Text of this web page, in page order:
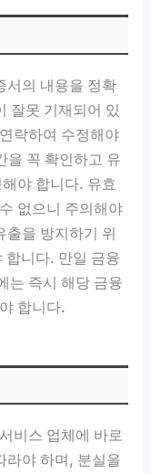
서의 내용을 정확
잘못 기재되어 있
락하여 수정해야
을 꼭 확인하고 유
야 합니다. 유효
없으니 주의해야
출을 방지하기 위
합니다. 만일 금융
는 즉시 해당 금융
합니다.
비스 업체에 바로
라야 하며, 분실을